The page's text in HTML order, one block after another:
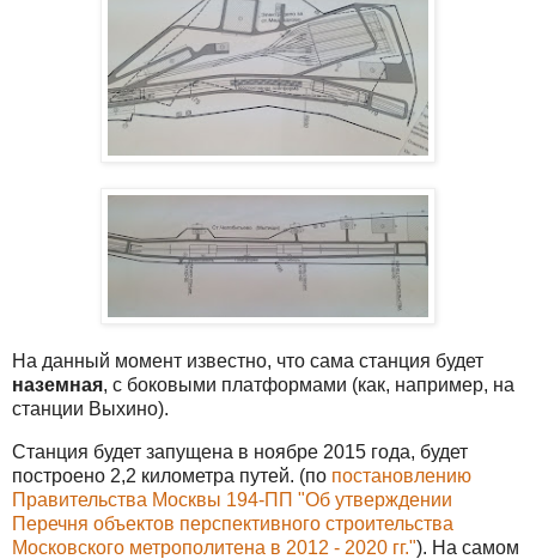
На данный момент известно, что сама станция будет
наземная, с боковыми платформами (как, например, на
станции Выхино).
Станция будет запущена в ноябре 2015 года, будет
построено 2,2 километра путей. (по постановлению
Правительства Москвы 194-ПП "Об утверждении
Перечня объектов перспективного строительства
Московского метрополитена в 2012 - 2020 гг."). На самом